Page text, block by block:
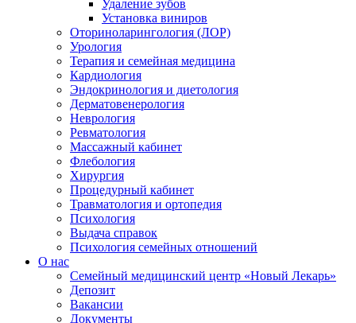
Удаление зубов
Установка виниров
Оториноларингология (ЛОР)
Урология
Терапия и семейная медицина
Кардиология
Эндокринология и диетология
Дерматовенерология
Неврология
Ревматология
Массажный кабинет
Флебология
Хирургия
Процедурный кабинет
Травматология и ортопедия
Психология
Выдача справок
Психология семейных отношений
О нас
Семейный медицинский центр «Новый Лекарь»
Депозит
Вакансии
Документы